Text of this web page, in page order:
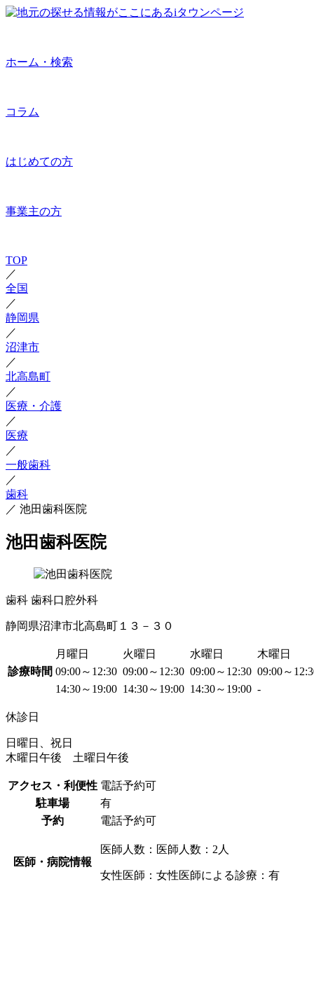
ホーム・検索
コラム
はじめての方
事業主の方
TOP
／
全国
／
静岡県
／
沼津市
／
北高島町
／
医療・介護
／
医療
／
一般歯科
／
歯科
／ 池田歯科医院
池田歯科医院
歯科 歯科口腔外科
静岡県沼津市北高島町１３－３０
月曜日 火曜日 水曜日 木曜日
診療時間 09:00～12:30 09:00～12:30 09:00～12:30 09:00～
14:30～19:00 14:30～19:00 14:30～19:00 -
休診日
日曜日、祝日
木曜日午後 土曜日午後
アクセス・利便性 電話予約可
駐車場
有
予約
電話予約可
医師・病院情報
医師人数：医師人数：2人
女性医師：女性医師による診療：有